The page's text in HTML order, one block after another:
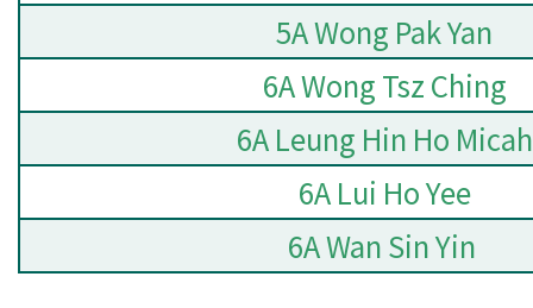
5A Wong Pak Yan
6A Wong Tsz Ching
6A Leung Hin Ho Micah
6A Lui Ho Yee
6A Wan Sin Yin